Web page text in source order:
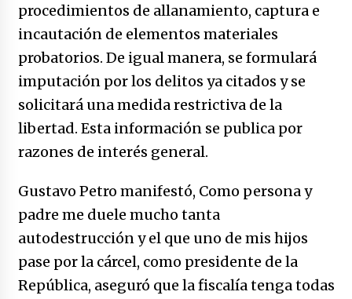
pueblo colombiano
31/12/2025
Atlético Nacional se quedó con laCopa
Colombia 2025
17/12/2025
procedimientos de allanamiento, captura e
incautación de elementos materiales
probatorios. De igual manera, se formulará
imputación por los delitos ya citados y se
solicitará una medida restrictiva de la
libertad. Esta información se publica por
razones de interés general.
Gustavo Petro manifestó, Como persona y
padre me duele mucho tanta
autodestrucción y el que uno de mis hijos
pase por la cárcel, como presidente de la
República, aseguró que la fiscalía tenga todas